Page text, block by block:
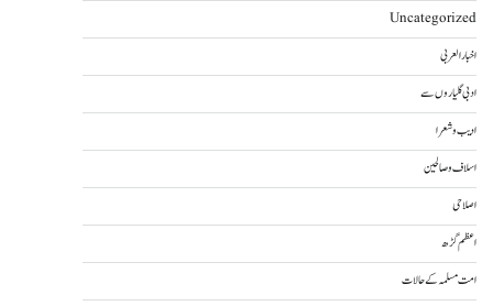
Uncategorized
اخبار العربی
ادبی گلیاروں سے
ادیب و شعرا
اسلاف و صالحین
اصلاحی
اعظم گڑھ
امت مسلمہ کے حالات